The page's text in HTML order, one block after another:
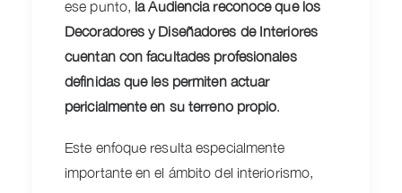
ese punto, la Audiencia reconoce que los
Decoradores y Diseñadores de Interiores
cuentan con facultades profesionales
definidas que les permiten actuar
pericialmente en su terreno propio.
Este enfoque resulta especialmente
importante en el ámbito del interiorismo,